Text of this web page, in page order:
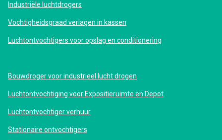
Industriële luchtdrogers
Vochtigheidsgraad verlagen in kassen
Luchtontvochtigers voor opslag en conditionering
Bouwdroger voor industrieel lucht drogen
Luchtontvochtiging voor Expositieruimte en Depot
Luchtontvochtiger verhuur
Stationaire ontvochtigers